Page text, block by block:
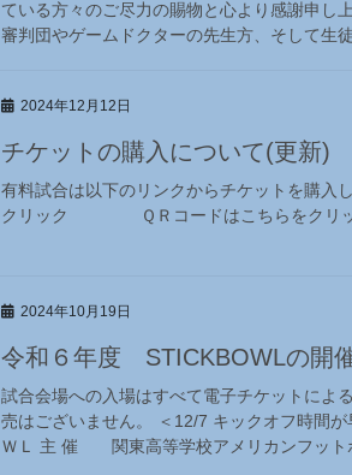
ている方々のご尽力の賜物と心より感謝申し
審判団やゲームドクターの先生方、そして生
2024年12月12日
チケットの購入について(更新)
有料試合は以下のリンクからチケットを
クリック ＱＲコードはこちらをクリッ
2024年10月19日
令和６年度 STICKBOWLの開
試合会場への入場はすべて電子チケットによ
売はございません。 ＜12/7 キックオフ時間
ＷＬ 主 催 関東高等学校アメリカンフッ